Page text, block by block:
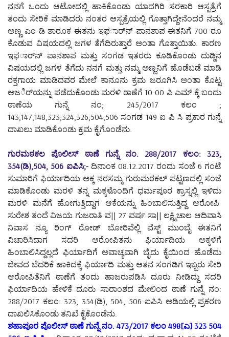
ನನಗೆ ಒಂದು ಆಟೋದಲ್ಲಿ ಹಾಕಿಕೊಂಡು ಯಾದಗಿರಿ ಸರಕಾರಿ ಆಸ್ಪತ್ರೆಗೆ
ತಂದು ಸೇರಿಕೆ ಮಾಡಿದರು ನಂತರ ಆಸ್ಪತ್ರೆಯಲ್ಲಿ ಗೊತ್ತಾಗಿದ್ದೇನೆಂದರೆ ನಮ್ಮ
ಅಣ್ಣ ಎಂ ಡಿ ಶಾರೂಕ ಈತನು ಇಫರ್ಾನ್ ಪಾನಶಾಪ ಈತನಿಗೆ 700 ರೂ
ಕೊಡುವ ವಿಷಯದಲ್ಲಿ ಜಗಳ ತೆಗೆದಿರುತ್ತಾರೆ ಅಂತಾ ಗೊತ್ತಾಯಿತು. ಕಾರಣ
ಇಫರ್ಾನ್ ಪಾನಶಾಪ ಮತ್ತು ಸಂಗಡ ಇತರರು ಕೂಡಿಕೊಂಡು ದುಡ್ಡಿನ
ವಿಷಯದಲ್ಲಿ ಜಗಳ ತೆಗೆದು ನನಗೆ ಮತ್ತು ನಮ್ಮ ಅಣ್ಣನಿಗೆ ಹೊಡೆಬಡೆ ಮಾಡಿ
ರಕ್ತಗಾಯ ಮಾಡಿದವರ ಮೇಲೆ ಕಾನೂನು ಕ್ರಮ ಜರೂಗಿಸಿ ಅಂತಾ ಕೊಟ್ಟ
ಅಜರ್ಿಯನ್ನು ಪಡೆದುಕೊಂಡು ಮರಳಿ ಠಾಣೆಗೆ 10-00 ಪಿ ಎಮ್ ಕ್ಕೆ ಬಂದು
ಠಾಣೆಯ ಗುನ್ನೆ ನಂ; 245/2017 ಕಲಂ ;
143,147,148,323,324,326,504,506 ಸಂಗಡ 149 ಐ ಪಿ ಸಿ ಪ್ರಕಾರ ಗುನ್ನೆ
ದಾಖಲು ಮಾಡಿಕೊಂಡು ಕ್ರಮ ಕೈಗೊಂಡೆನು.
ಗುರಮಠಕಲ ಪೊಲೀಸ್ ಠಾಣೆ ಗುನ್ನೆ ನಂ. 288/2017 ಕಲಂ: 323,
354(ಡಿ),504, 506 ಐಪಿಸಿ;-ದಿನಾಂಕ 08.12.2017 ರಂದು ಸಂಜೆ 6 ಗಂಟೆ
ಸುಮಾರಿಗೆ ಫಿರ್ಯಾದಿಯ ಅಕ್ಕ ನರಸಮ್ಮ ಗುರುಮಠಕಲ್ ಪಟ್ಟಣದಲ್ಲಿ ಸಂಜೆ
ಮಾಡಿಕೊಂಡು ಮರಳಿ ತನ್ನ ಮಕ್ಕಳೊಂದಿಗೆ ಧರ್ಮಪೂರ ಕ್ರಾಸ್ನಲ್ಲಿ ಇಳಿದು
ಮರಳಿ ಮನೆಗೆ ಹೋಗುತ್ತಿದ್ದಾಗ ಆಕೆಯನ್ನು ಹಿಂಬಾಲಿಸುತ್ತಿದ್ದ ಆರೋಪಿ
ಸುರೇಶ ತಂದೆ ವಿಜಯ ಗುಜರಾತಿ ವ|| 27 ವರ್ಷ ಸಾ|| ಲಕ್ಷ್ಮಿಚಾಲ ಆದಿವಾಸಿ
ನಿವಾಸ ನ್ಯೂ ರಿಂಗ್ ರೋಡ್ ಬೋರಿವೆಲ್ಲಿ ವೆಸ್ಟ್ ಮುಂಬೈ ಈತನಿಗೆ
ವಿಚಾರಿಸಿದಾಗ ಸದರಿ ಆರೋಪಿತನು ಫಿರ್ಯಾದಿಯ ಅಕ್ಕಳಿಗೆ
ಹಿಂಬಾಲಿಸಿದ್ದಲ್ಲದೆ ಫಿರ್ಯಾದಿಗೆ ಅವಾಚ್ಯವಾಗಿ ಬೈದು ಕೈಯಿಂದ ಹೊಡೆದು
ಜೀವದ ಬೆದರಿಕೆ ಹಾಕಿದಕ್ಕೆ ಫಿರ್ಯಾದಿ ಮತ್ತು ಆತನ ಸಂಗಡಿಗ ಇಬ್ಬರು ಸೇರಿ
ಆರೋಪಿತೆನಿಗೆ ಠಾಣೆಗೆ ತಂದು ಹಾಜರುಪಡಿಸಿ ದೂರು ನೀಡಿದ್ದು ಸದರಿ
ಫಿರ್ಯಾದಿಯ ಹೇಳಿಕೆ ದೂರು ಸಾರಾಂಶದ ಮೇಲಿಂದ ಠಾಣೆ ಗುನ್ನೆ ನಂ:
288/2017 ಕಲಂ: 323, 354(ಡಿ), 504, 506 ಐಪಿಸಿ ಅಡಿಯಲ್ಲಿ ಪ್ರಕರಣ
ದಾಖಲಿಸಿಕೊಂಡು ತನಿಖೆ ಕೈಕೊಂಡೆನು.
ಶಹಾಪೂರ ಪೊಲೀಸ್ ಠಾಣೆ ಗುನ್ನೆ ನಂ. 473/2017 ಕಲಂ 498[ಎ] 323 504